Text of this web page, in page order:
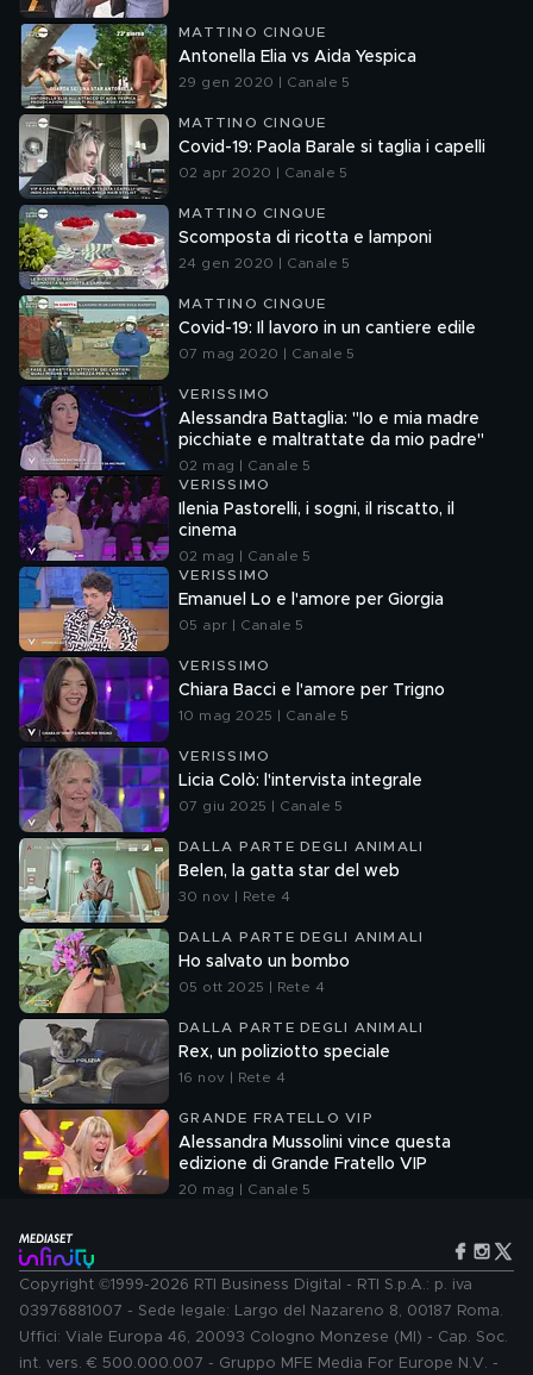
MATTINO CINQUE
Antonella Elia vs Aida Yespica
29 gen 2020 | Canale 5
MATTINO CINQUE
Covid-19: Paola Barale si taglia i capelli
02 apr 2020 | Canale 5
MATTINO CINQUE
Scomposta di ricotta e lamponi
24 gen 2020 | Canale 5
MATTINO CINQUE
Covid-19: Il lavoro in un cantiere edile
07 mag 2020 | Canale 5
VERISSIMO
Alessandra Battaglia: "Io e mia madre
picchiate e maltrattate da mio padre"
02 mag | Canale 5
VERISSIMO
Ilenia Pastorelli, i sogni, il riscatto, il
cinema
02 mag | Canale 5
VERISSIMO
Emanuel Lo e l'amore per Giorgia
05 apr | Canale 5
VERISSIMO
Chiara Bacci e l'amore per Trigno
10 mag 2025 | Canale 5
VERISSIMO
Licia Colò: l'intervista integrale
07 giu 2025 | Canale 5
DALLA PARTE DEGLI ANIMALI
Belen, la gatta star del web
30 nov | Rete 4
DALLA PARTE DEGLI ANIMALI
Ho salvato un bombo
05 ott 2025 | Rete 4
DALLA PARTE DEGLI ANIMALI
Rex, un poliziotto speciale
16 nov | Rete 4
GRANDE FRATELLO VIP
Alessandra Mussolini vince questa
edizione di Grande Fratello VIP
20 mag | Canale 5
Copyright ©1999-2026 RTI Business Digital - RTI S.p.A.: p. iva
03976881007 - Sede legale: Largo del Nazareno 8, 00187 Roma.
Uffici: Viale Europa 46, 20093 Cologno Monzese (MI) - Cap. Soc.
int. vers. € 500.000.007 - Gruppo MFE Media For Europe N.V. -